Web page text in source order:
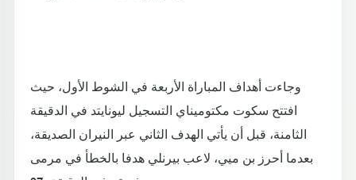
وجاءت أهداف المباراة الأربعة في الشوط الأول، حيث
افتتح سكوت مكتوميناي التسجيل ليونايتد في الدقيقة
الثامنة، قبل أن يأتي الهدف الثاني عبر النيران الصديقة،
بعدما أحرز بن ميي، لاعب بيرنلي هدفا بالخطأ في مرمى